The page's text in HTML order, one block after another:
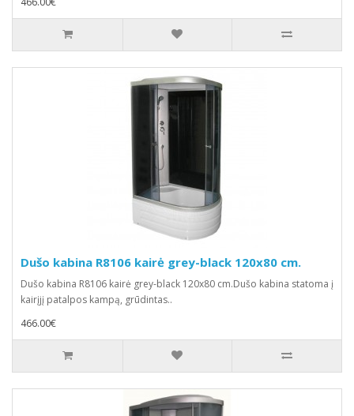
Dušo kabina R8106 kairė grey-black 120x80 cm.
Dušo kabina R8106 kairė grey-black 120x80 cm.Dušo kabina statoma į
kairįjį patalpos kampą, grūdintas..
466.00€